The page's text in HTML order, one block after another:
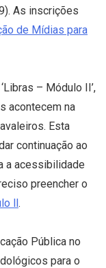
As inscrições
de Mídias para
– Módulo II’,
acontecem na
Esta
continuação ao
a acessibilidade
preencher o
ll.
Pública no
para o